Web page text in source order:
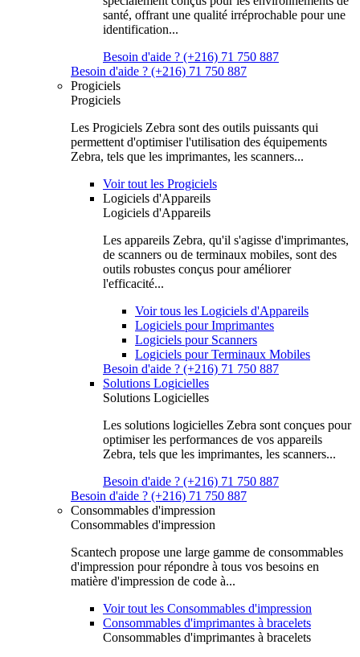
santé, offrant une qualité irréprochable pour une
identification...
Besoin d'aide ? (+216) 71 750 887
Besoin d'aide ? (+216) 71 750 887
Progiciels
Progiciels
Les Progiciels Zebra sont des outils puissants qui
permettent d'optimiser l'utilisation des équipements
Zebra, tels que les imprimantes, les scanners...
Voir tout les Progiciels
Logiciels d'Appareils
Logiciels d'Appareils
Les appareils Zebra, qu'il s'agisse d'imprimantes,
de scanners ou de terminaux mobiles, sont des
outils robustes conçus pour améliorer
l'efficacité...
Voir tous les Logiciels d'Appareils
Logiciels pour Imprimantes
Logiciels pour Scanners
Logiciels pour Terminaux Mobiles
Besoin d'aide ? (+216) 71 750 887
Solutions Logicielles
Solutions Logicielles
Les solutions logicielles Zebra sont conçues pour
optimiser les performances de vos appareils
Zebra, tels que les imprimantes, les scanners...
Besoin d'aide ? (+216) 71 750 887
Besoin d'aide ? (+216) 71 750 887
Consommables d'impression
Consommables d'impression
Scantech propose une large gamme de consommables
d'impression pour répondre à tous vos besoins en
matière d'impression de code à...
Voir tout les Consommables d'impression
Consommables d'imprimantes à bracelets
Consommables d'imprimantes à bracelets